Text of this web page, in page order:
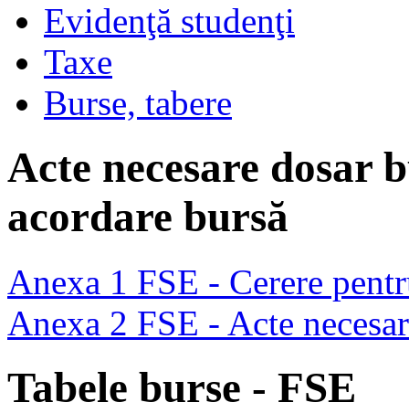
Evidenţă studenţi
Taxe
Burse, tabere
Acte necesare dosar
acordare bursă
Anexa 1 FSE - Cerere
Anexa 2 FSE - Acte
Tabele burse - FSE